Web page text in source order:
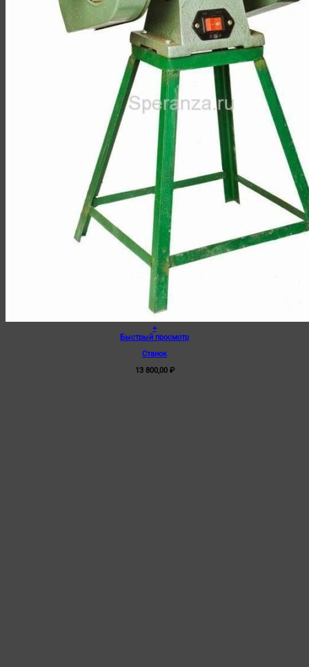
+
Быстрый просмотр
Станок
13 800,00 ₽